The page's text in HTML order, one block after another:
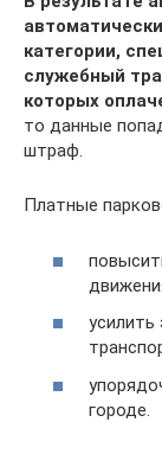
категории,
служебный
которых
то данные
штраф.
Платные
городе.